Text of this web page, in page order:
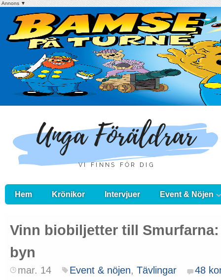
Annons ▼
Hem Krönikor Intervjuer Event & Nöjen
Vinn biobiljetter till
byn
mar. 14 Event & nöjen, Tävlingar 48